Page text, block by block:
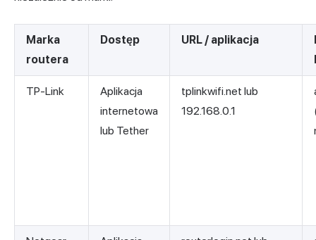
Marka
routera
Dostęp URL / aplikacja
TP-Link
Aplikacja
internetowa
lub Tether
tplinkwifi.net lub
192.168.0.1